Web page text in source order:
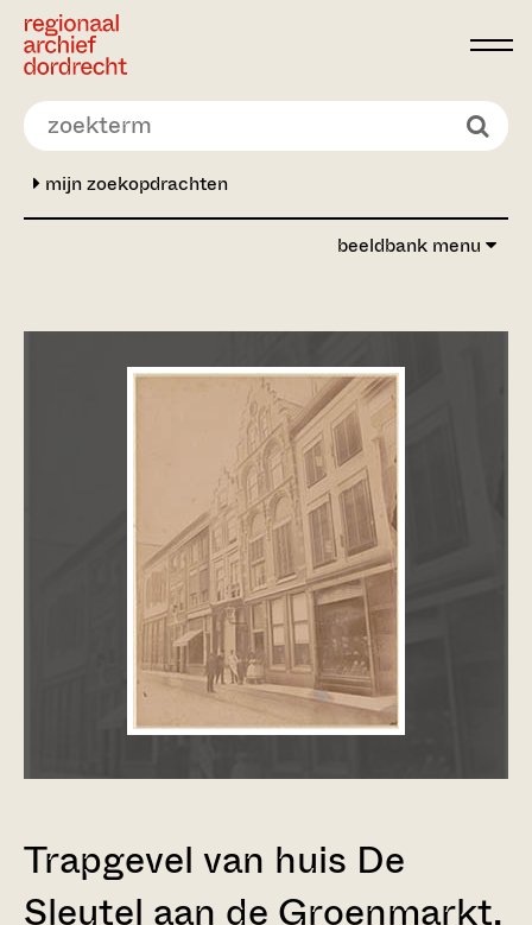
Ga direct naar de inhoud
mijn zoekopdrachten
beeldbank menu
Trapgevel van huis De
Sleutel aan de Groenmarkt.